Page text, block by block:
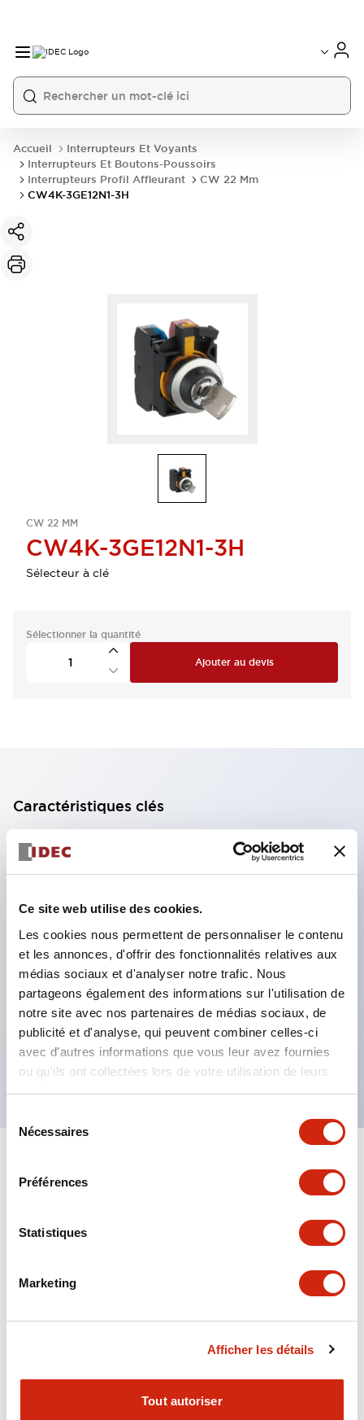
Ce site web utilise des cookies.
Les cookies nous permettent de personnaliser le contenu
et les annonces, d'offrir des fonctionnalités relatives aux
médias sociaux et d'analyser notre trafic. Nous
partageons également des informations sur l'utilisation de
notre site avec nos partenaires de médias sociaux, de
publicité et d'analyse, qui peuvent combiner celles-ci
avec d'autres informations que vous leur avez fournies
ou qu'ils ont collectées lors de votre utilisation de leurs
services.
Nécessaires
Préférences
Statistiques
Marketing
Afficher les détails
Tout autoriser
Accueil
Interrupteurs Et Voyants
Interrupteurs Et Boutons-Poussoirs
Interrupteurs Profil Affleurant
CW 22 Mm
CW4K-3GE12N1-3H
CW 22 MM
CW4K-3GE12N1-3H
Sélecteur à clé
Sélectionner la quantité
Ajouter au devis
Caractéristiques clés
Bloc de contact à 2 étages avec 2 contacts,
permettant une configuration à 4 contacts
contact à 11 étages), 59,9 mm (*bloc de contact à
22 étages). Conception peu encombrante
possible.
Structure de sécurité de 3e génération :
déclenchement à 2 actions, garde intégrée,
structure de protection des doigts IP20.
Tout développer+
Functional Specifications
Mounting and Installation Specifications